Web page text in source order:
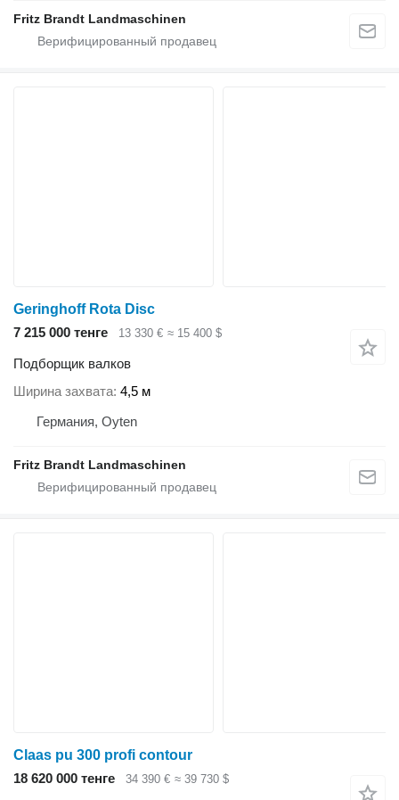
Fritz Brandt Landmaschinen
Geringhoff Rota Disc
7 215 000 тенге
13 330 € ≈ 15 400 $
Подборщик валков
Ширина захвата 4,5 м
Германия, Oyten
Fritz Brandt Landmaschinen
Claas pu 300 profi contour
18 620 000 тенге
34 390 € ≈ 39 730 $